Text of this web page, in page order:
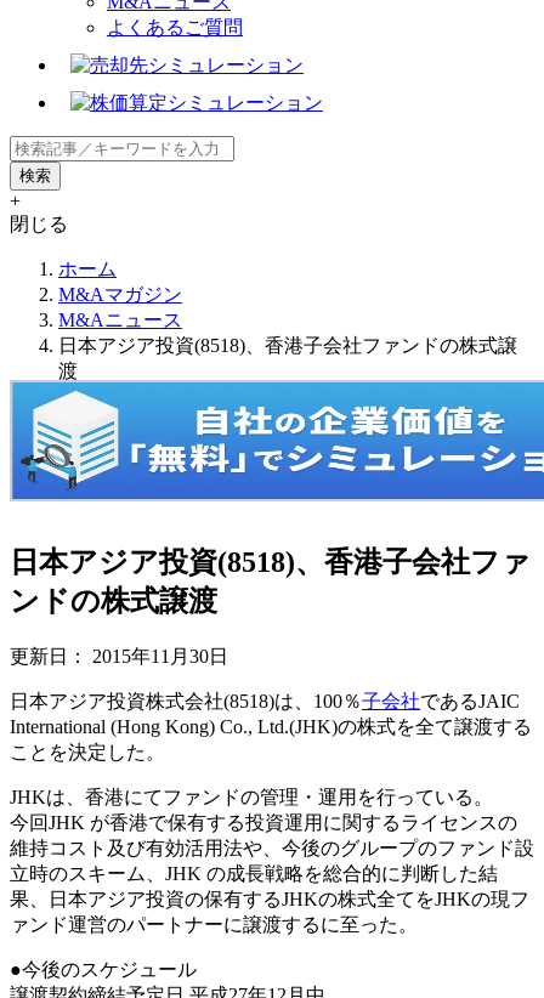
よくあるご質問
+
閉じる
ホーム
M&Aマガジン
M&Aニュース
日本アジア投資(8518)、香港子会社ファンドの株式譲
渡
日本アジア投資(8518)、香港子会社ファ
ンドの株式譲渡
更新日： 2015年11月30日
日本アジア投資株式会社(8518)は、100％子会社であるJAIC
International (Hong Kong) Co., Ltd.(JHK)の株式を全て譲渡する
ことを決定した。
JHKは、香港にてファンドの管理・運用を行っている。
今回JHK が香港で保有する投資運用に関するライセンスの
維持コスト及び有効活用法や、今後のグループのファンド設
立時のスキーム、JHK の成長戦略を総合的に判断した結
果、日本アジア投資の保有するJHKの株式全てをJHKの現フ
ァンド運営のパートナーに譲渡するに至った。
●今後のスケジュール